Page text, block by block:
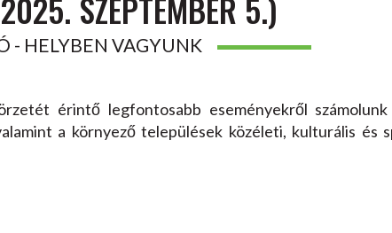
- HELYBEN VAGYUNK
érintő legfontosabb eseményekről
a környező települések közéleti, kulturális és